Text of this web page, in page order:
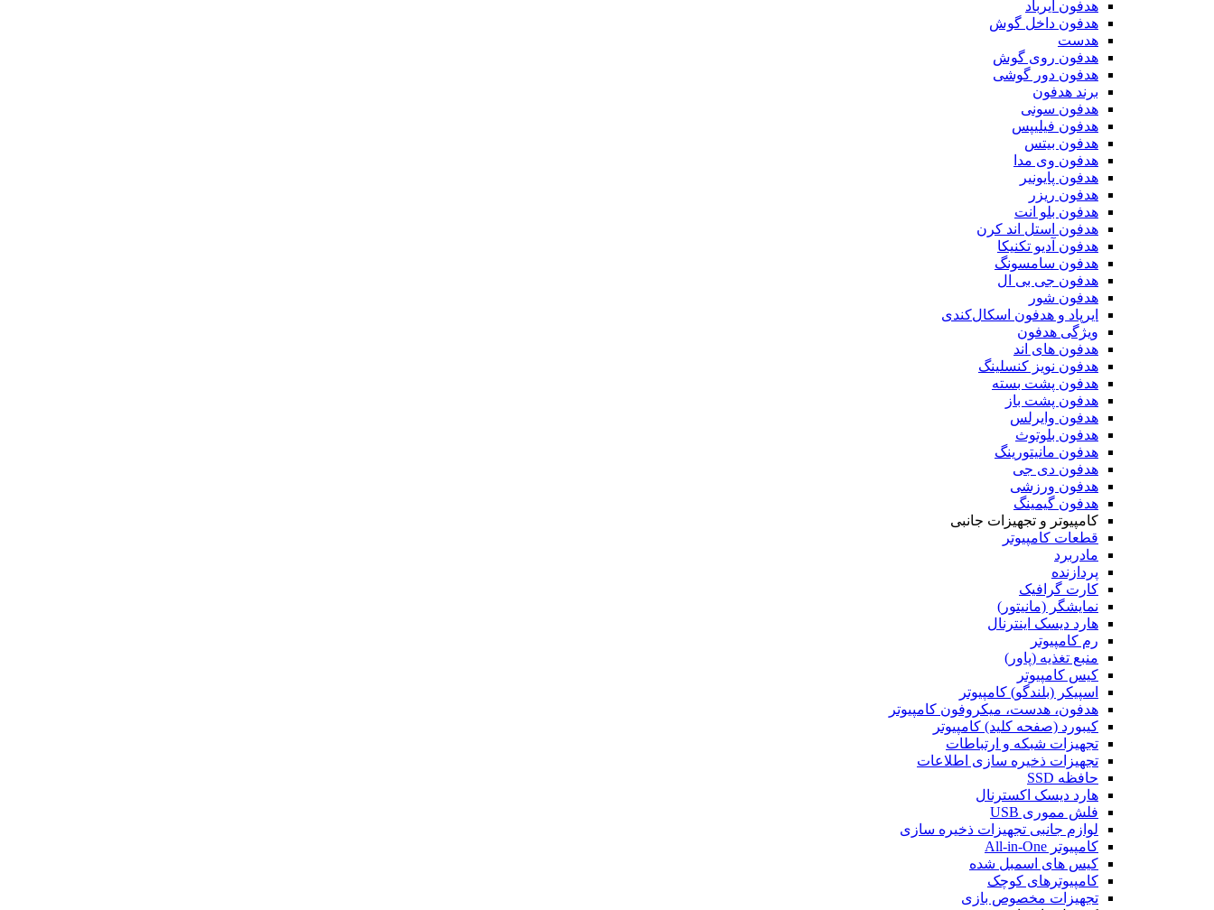
هدفون ایرباد
هدفون داخل گوش
هدست
هدفون روی گوش
هدفون دور گوشی
برند هدفون
هدفون سونی
هدفون فیلیپس
هدفون بیتس
هدفون وی مدا
هدفون پایونیر
هدفون ریزر
هدفون بلو انت
هدفون استل اند کرن
هدفون آدیو تکنیکا
هدفون سامسونگ
هدفون جی بی ال
هدفون شور
ایرپاد و هدفون اسکال‌کندی
ویژگی هدفون
هدفون های اند
هدفون نویز کنسلینگ
هدفون پشت بسته
هدفون پشت باز
هدفون وایرلس
هدفون بلوتوث
هدفون مانیتورینگ
هدفون دی جی
هدفون ورزشی
هدفون گیمینگ
کامپیوتر و تجهیزات جانبی
قطعات کامپیوتر
مادربرد
پردازنده
کارت گرافیک
نمایشگر (مانیتور)
هارد دیسک اینترنال
رم کامپیوتر
منبع تغذیه (پاور)
کیس کامپیوتر
اسپیکر (بلندگو) کامپیوتر
هدفون، هدست، میکروفون کامپیوتر
کیبورد (صفحه کلید) کامپیوتر
تجهیزات شبکه و ارتباطات
تجهیزات ذخیره سازی اطلاعات
حافظه SSD
هارد دیسک اکسترنال
فلش مموری USB
لوازم جانبی تجهیزات ذخیره سازی
کامپیوتر All-in-One
کیس های اسمبل شده
کامپیوترهای کوچک
تجهیزات مخصوص بازی